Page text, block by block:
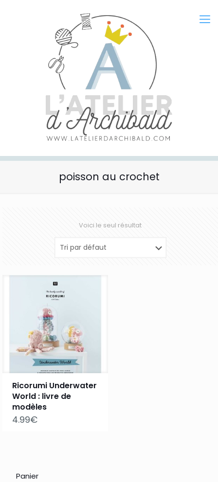
poisson au crochet
Voici le seul résultat
Ricorumi Underwater
World : livre de
modèles
4.99€
Panier